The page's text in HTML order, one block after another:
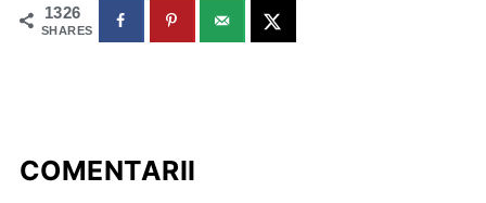
1326
SHARES
COMENTARII